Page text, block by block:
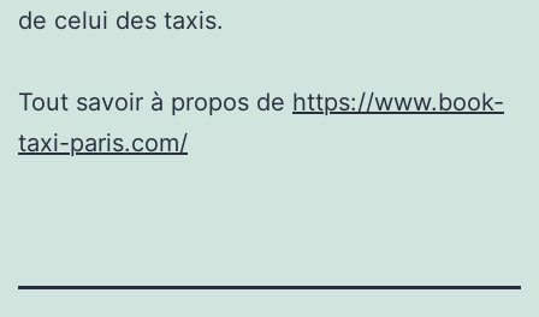
de celui des taxis.
Tout savoir à propos de https://www.book-
taxi-paris.com/